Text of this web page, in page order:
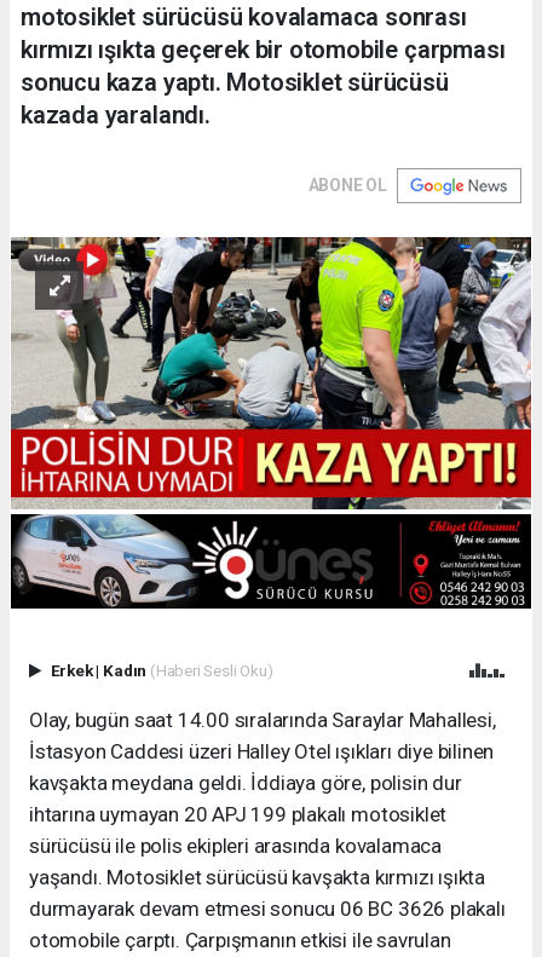
motosiklet sürücüsü kovalamaca sonrası
kırmızı ışıkta geçerek bir otomobile çarpması
sonucu kaza yaptı. Motosiklet sürücüsü
kazada yaralandı.
ABONE OL
Erkek| Kadın (Haberi Sesli Oku)
Olay, bugün saat 14.00 sıralarında Saraylar Mahallesi,
İstasyon Caddesi üzeri Halley Otel ışıkları diye bilinen
kavşakta meydana geldi. İddiaya göre, polisin dur
ihtarına uymayan 20 APJ 199 plakalı motosiklet
sürücüsü ile polis ekipleri arasında kovalamaca
yaşandı. Motosiklet sürücüsü kavşakta kırmızı ışıkta
durmayarak devam etmesi sonucu 06 BC 3626 plakalı
otomobile çarptı. Çarpışmanın etkisi ile savrulan